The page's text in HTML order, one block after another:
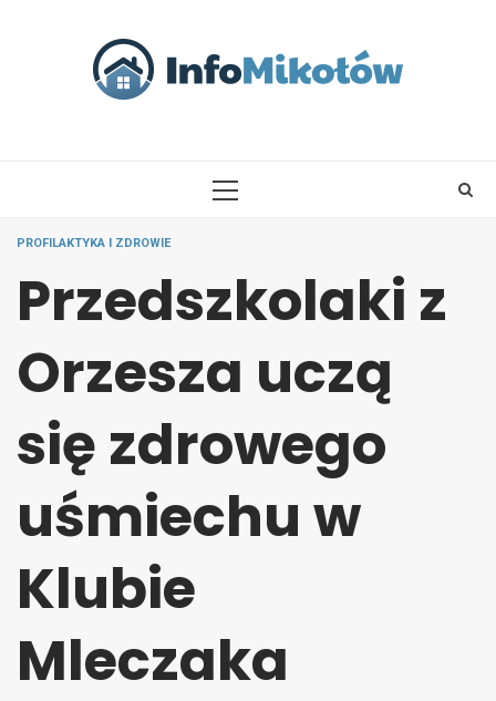
PRIMARY
PROFILAKTYKA I ZDROWIE
Przedszkolaki z
Orzesza uczą
się zdrowego
uśmiechu w
Klubie
Mleczaka